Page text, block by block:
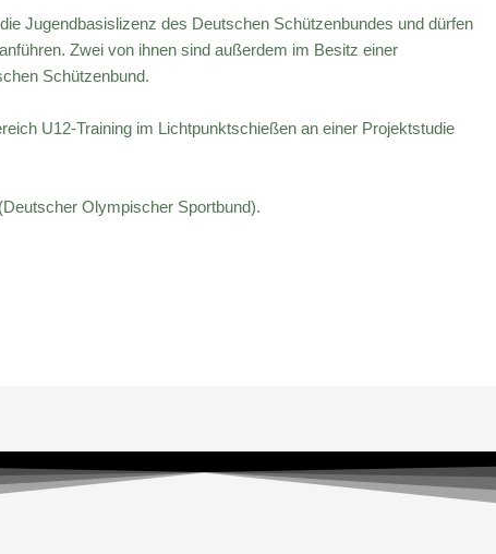
Jugendbasislizenz des Deutschen Schützenbundes und dürfen
Zwei von ihnen sind außerdem im Besitz einer
Schützenbund.
U12-Training im Lichtpunktschießen an einer Projektstudie
Olympischer Sportbund).